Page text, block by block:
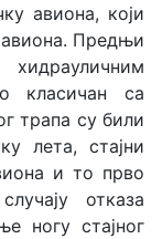
авиона, који
авиона. Предњи
класичан са
трапа су били
лета, стајни
и то прво
отказа
ногу стајног